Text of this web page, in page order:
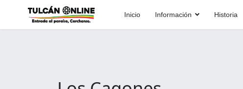
Inicio Información Historia